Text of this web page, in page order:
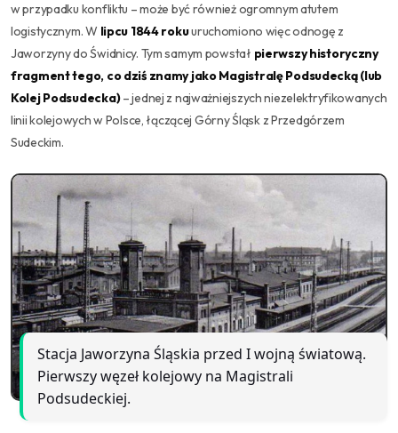
w przypadku konfliktu – może być również ogromnym atutem
logistycznym. W lipcu 1844 rokuuruchomiono więc odnogę z
Jaworzyny do Świdnicy. Tym samym powstał pierwszy historyczny
fragment tego, co dziś znamy jako Magistralę Podsudecką (lub
Kolej Podsudecka)– jednej z najważniejszych niezelektryfikowanych
linii kolejowych w Polsce, łączącej Górny Śląsk z Przedgórzem
Sudeckim.
Stacja Jaworzyna Śląskia przed I wojną światową.
Pierwszy węzeł kolejowy na Magistrali
Podsudeckiej.